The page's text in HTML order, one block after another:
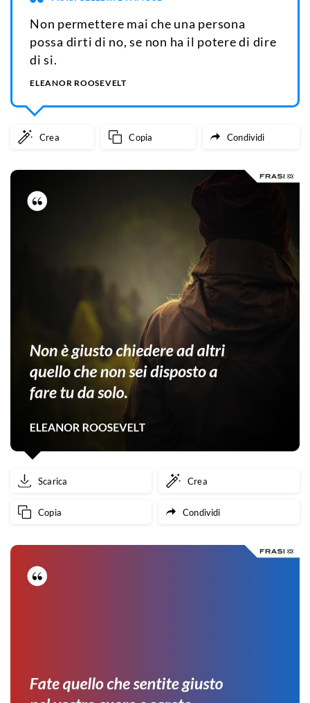
Non permettere mai che una persona
possa dirti di no, se non ha il potere di dire
di si.
ELEANOR ROOSEVELT
Crea Copia Condividi
Scarica Crea
Copia Condividi